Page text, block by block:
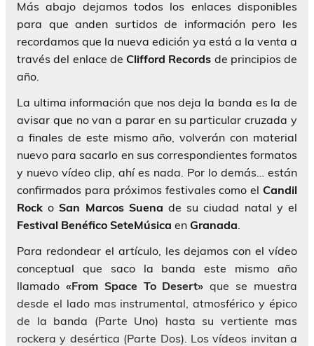
Más abajo dejamos todos los enlaces disponibles
para que anden surtidos de información pero les
recordamos que la nueva edición ya está a la venta a
través del enlace de Clifford Records de principios de
año.
La ultima información que nos deja la banda es la de
avisar que no van a parar en su particular cruzada y
a finales de este mismo año, volverán con material
nuevo para sacarlo en sus correspondientes formatos
y nuevo vídeo clip, ahí es nada. Por lo demás… están
confirmados para próximos festivales como el Candil
Rock oSan Marcos Suena de su ciudad natal y el
Festival Benéfico SeteMúsica en Granada.
Para redondear el artículo, les dejamos con el vídeo
conceptual que saco la banda este mismo año
llamado «From Space To Desert» que se muestra
desde el lado mas instrumental, atmosférico y épico
de la banda (Parte Uno) hasta su vertiente mas
rockera y desértica (Parte Dos). Los vídeos invitan a